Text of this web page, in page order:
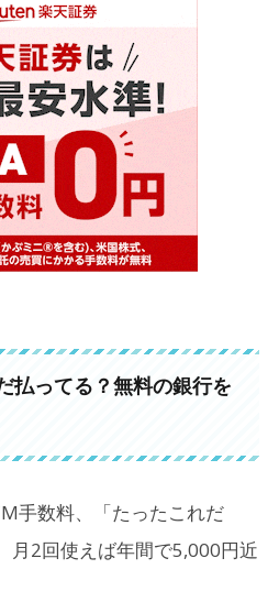
払ってる？無料の銀行を
手数料、「たったこれだ
月2回使えば年間で5,000円近